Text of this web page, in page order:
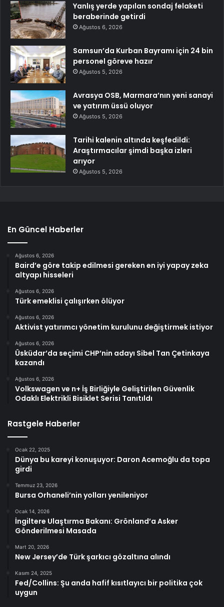
Yanlış yerde yapılan sondaj felaketi
beraberinde getirdi
Ağustos 6, 2026
Samsun’da Kurban Bayramı için 24 bin
personel göreve hazır
Ağustos 5, 2026
Avrasya OSB, Marmara’nın yeni sanayi
ve yatırım üssü oluyor
Ağustos 5, 2026
Tarihi kalenin altında keşfedildi:
Araştırmacılar şimdi başka izleri
arıyor
Ağustos 5, 2026
En Güncel Haberler
Ağustos 6, 2026
Baird’e göre takip edilmesi gereken en iyi yapay zeka
altyapı hisseleri
Ağustos 6, 2026
Türk emeklisi çalışırken ölüyor
Ağustos 6, 2026
Aktivist yatırımcı yönetim kurulunu değiştirmek istiyor
Ağustos 6, 2026
Üsküdar’da seçimi CHP’nin adayı Sibel Tan Çetinkaya
kazandı
Ağustos 6, 2026
Volkswagen ve n+ İş Birliğiyle Geliştirilen Güvenlik
Odaklı Elektrikli Bisiklet Serisi Tanıtıldı
Rastgele Haberler
Ocak 22, 2025
Dünya bu kareyi konuşuyor: Daron Acemoğlu da topa
girdi
Temmuz 23, 2026
Bursa Orhaneli’nin yolları yenileniyor
Ocak 14, 2026
İngiltere Ulaştırma Bakanı: Grönland’a Asker
Gönderilmesi Masada
Mart 20, 2026
New Jersey’de Türk şarkıcı gözaltına alındı
Kasım 24, 2025
Fed/Collins: Şu anda hafif kısıtlayıcı bir politika çok
uygun